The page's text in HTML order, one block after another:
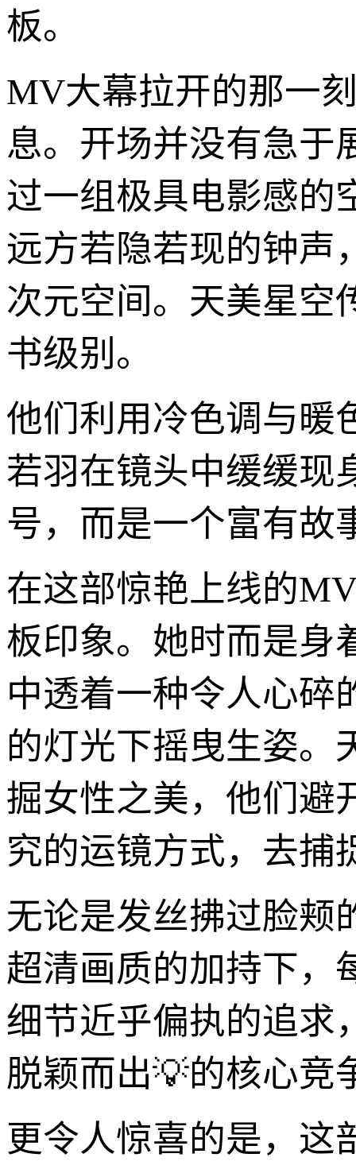
板。
MV大幕拉开的那一
息。开场并没有急于
过一组极具电影感
远方若隐若现的钟声
次元空间。天美星空
书级别。
他们利用冷色调与暖
若羽在镜头中缓缓现
号，而是一个富有故
在这部惊艳上线的
板印象。她时而是身
中透着一种令人心碎
的灯光下摇曳生姿。
掘女性之美，他们避
究的运镜方式，去捕
无论是发丝拂过脸颊
超清画质的加持下，
细节近乎偏执的追求
脱颖而出💡的核心竞
更令人惊喜的是，这